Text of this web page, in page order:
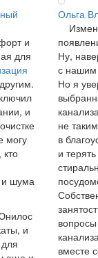
и
для
и
могу
кто
и шума
и
Ольга
Ну,
с нашим
Но я
не
в
и
вместе